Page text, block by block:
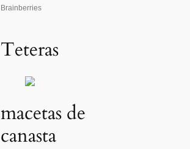
Teteras
macetas de
canasta